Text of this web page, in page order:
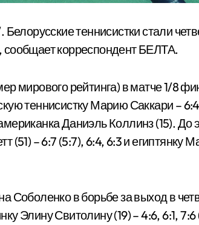
теннисистки стали
сообщает корреспондент БЕЛТА.
мирового рейтинга) в матче 1/8
теннисистку Марию Саккари –
Даниэль Коллинз (15). До
(51) – 6:7 (5:7), 6:4, 6:3 и египтянку
Соболенко в борьбе за выход в
Элину Свитолину (19) – 4:6, 6:1,